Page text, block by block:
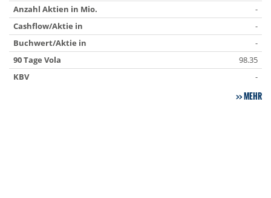
Anzahl Aktien in Mio.
-
Cashflow/Aktie in
-
Buchwert/Aktie in
-
90 Tage Vola
98.35
KBV
-
MEHR